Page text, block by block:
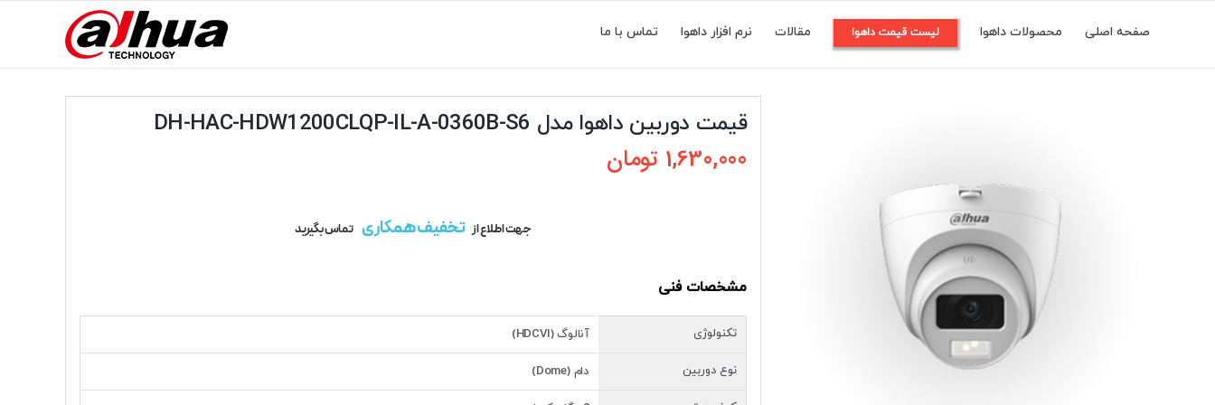
content
صفحه اصلی محصولات داهوا لیست قیمت داهوا مقالات نرم افزار داهوا تماس با ما
قیمت دوربین داهوا مدل DH-HAC-HDW1200CLQP-IL-A-0360B-S6
1,630,000 تومان
جهت اطلاع از تخفیف همکاری تماس بگیرید
مشخصات فنی
تکنولوژی آنالوگ (HDCVI)
نوع دوربین دام (Dome)